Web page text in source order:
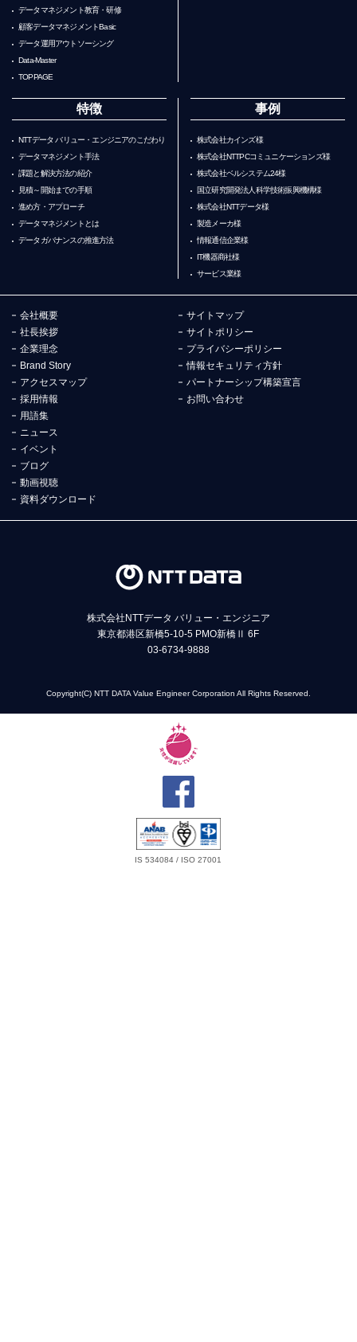
データマネジメント教育・研修
顧客データマネジメントBasic
データ運用アウトソーシング
Data-Master
TOPPAGE
特徴
NTTデータ バリュー・エンジニアのこだわり
データマネジメント手法
課題と解決方法の紹介
見積～開始までの手順
進め方・アプローチ
データマネジメントとは
データガバナンスの推進方法
事例
株式会社カインズ様
株式会社NTTPCコミュニケーションズ様
株式会社ベルシステム24様
国立研究開発法人科学技術振興機構様
株式会社NTTデータ様
製造メーカ様
情報通信企業様
IT機器商社様
サービス業様
会社概要
社長挨拶
企業理念
Brand Story
アクセスマップ
採用情報
サイトマップ
サイトポリシー
プライバシーポリシー
情報セキュリティ方針
パートナーシップ構築宣言
お問い合わせ
用語集
ニュース
イベント
ブログ
動画視聴
資料ダウンロード
株式会社NTTデータ バリュー・エンジニア
東京都港区新橋5-10-5 PMO新橋Ⅱ 6F
03-6734-9888
Copyright(C) NTT DATA Value Engineer Corporation All Rights Reserved.
IS 534084 / ISO 27001